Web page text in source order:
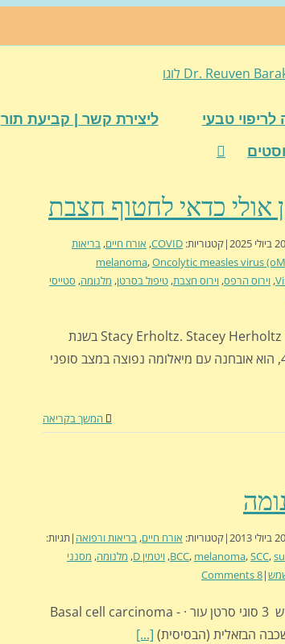
טבעי ליצירת קשר | קביעת תור
|קטגוריות: COVID
, אורח חיים, בריאות
melanoma,Oncolytic measles virus
, וירוס הרפס, וירוס חצבת, טיפול בסרטן, מלנומה, סטייסי
זה הסיפור על סטייסי ארהולץ Stacy Erholtz. Stacey Herholtz בשנת
2004, כשסטייסי הייתה בת 40, הוא אובחנה עם מיאלומה נפוצה במצב סופני
המשך בקריאה
|קטגוריות: אורח חיים, בריאות ורפואה |תגיות:
BCC, melanoma,SCC,
, ויטמין D , מלנומה, מסנני
|
8 Comments
הקיץ שוב הגיע באופן כללי יש 3 סוגי סרטן עור · Basal cell carcinoma -
[...]